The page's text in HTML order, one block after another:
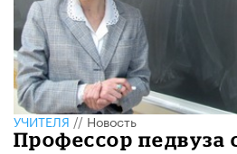
УЧИТЕЛЯ//Новость
Профессор педвуза